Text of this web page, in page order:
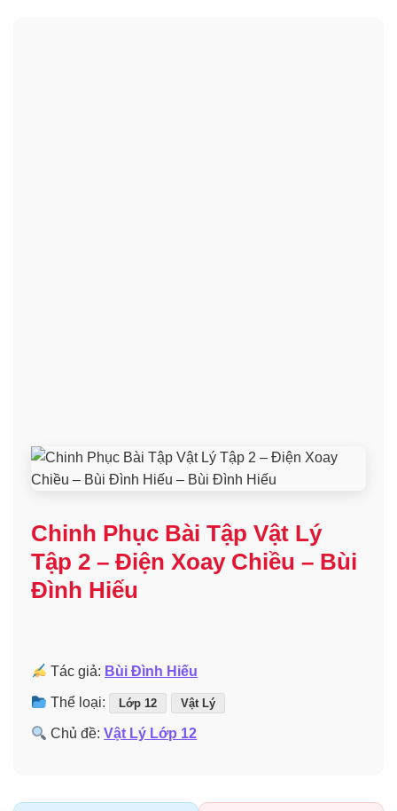
Chinh Phục Bài Tập Vật Lý
Tập 2 – Điện Xoay Chiều – Bùi
Đình Hiếu
Tác giả: Bùi Đình Hiếu
Thể loại: Lớp 12 Vật Lý
Chủ đề:Vật Lý Lớp 12